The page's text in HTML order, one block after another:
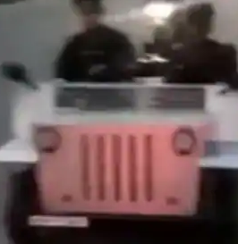
आसानी से कर लेते हैं।
करते रहते हैं।
सड़कों पर दौड़ती हुई दिखी,